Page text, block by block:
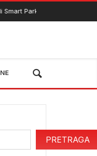
Parking sistem
PRETRAGA